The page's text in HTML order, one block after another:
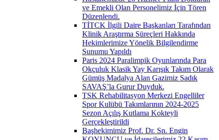
ve Emekli Olan Personelimiz İçin Tören
Düzenlendi.
TİTCK İlgili Daire Başkanları Tarafından
Klinik Araştırma Süreçleri Hakkında
Hekimlerimize Yönelik Bilgilendirme
Sunumu Yapıldı
Paris 2024 Paralimpik Oyunlarında Para
Okçuluk Klasik Yay Karışık Takım Olarak
Gümüş Madalya Alan Gazimiz Sadık
SAVAŞ’la Gurur Duyduk.
TSK Rehabilitasyon Merkezi Engelliler
Spor Kulübü Takımlarının 2024-2025
Sezon Açılış Kutlama Kokteyli
Gerçekleştirildi
Başhekimimiz Prof. Dr. Sn. Engin